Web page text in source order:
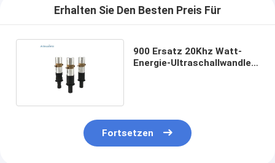
Erhalten Sie Den Besten Preis Für
900 Ersatz 20Khz Watt-
Energie-Ultraschallwandler
Fortsetzen